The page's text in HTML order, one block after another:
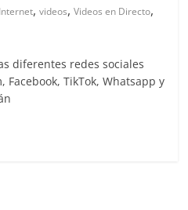
,videos,Videos en Directo,
diferentes redes sociales
Facebook, TikTok, Whatsapp y